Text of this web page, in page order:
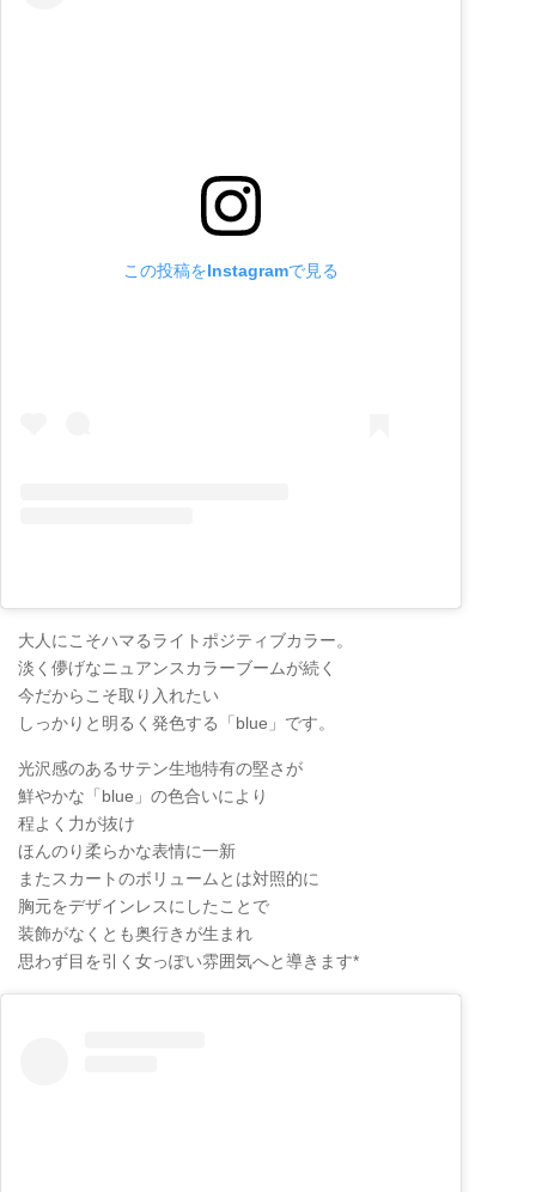
この投稿をInstagramで見る
大人にこそハマるライトポジティブカラー。
淡く儚げなニュアンスカラーブームが続く
今だからこそ取り入れたい
しっかりと明るく発色する「blue」です。
光沢感のあるサテン生地特有の堅さが
鮮やかな「blue」の色合いにより
程よく力が抜け
ほんのり柔らかな表情に一新
またスカートのボリュームとは対照的に
胸元をデザインレスにしたことで
装飾がなくとも奥行きが生まれ
思わず目を引く女っぽい雰囲気へと導きます*